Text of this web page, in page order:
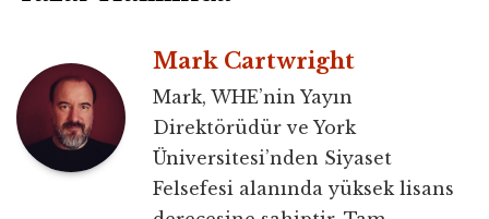
Mark Cartwright
Mark, WHE’nin Yayın
Direktörüdür ve York
Üniversitesi’nden Siyaset
Felsefesi alanında yüksek lisans